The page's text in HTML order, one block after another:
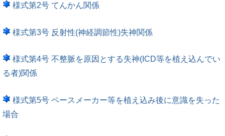
様式第2号 てんかん関係
様式第3号 反射性(神経調節性)失神関係
様式第4号 不整脈を原因とする失神(ICD等を植え込んでい
る者)関係
様式第5号 ペースメーカー等を植え込み後に意識を失った
場合